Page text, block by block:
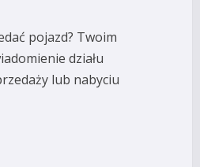
pojazd? Twoim
działu
lub nabyciu